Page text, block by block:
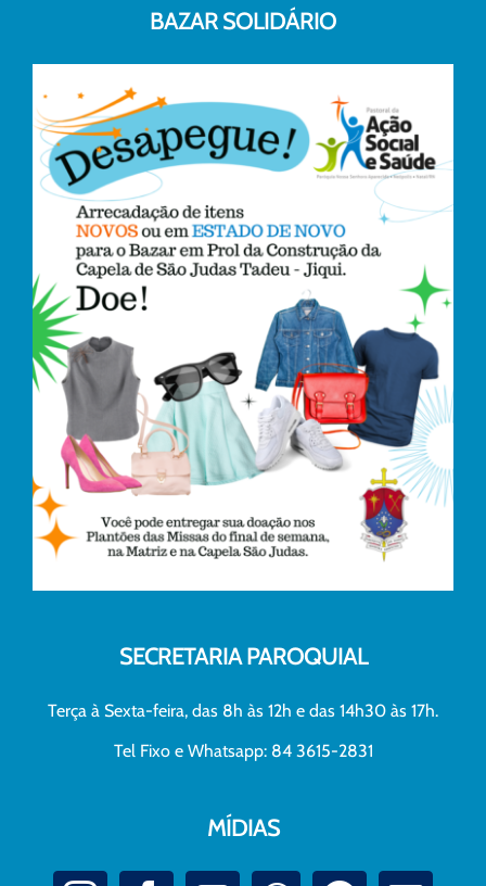
BAZAR SOLIDÁRIO
SECRETARIA PAROQUIAL
Terça à Sexta-feira, das 8h às 12h e das 14h30 às 17h.
Tel Fixo e Whatsapp: 84 3615-2831
MÍDIAS